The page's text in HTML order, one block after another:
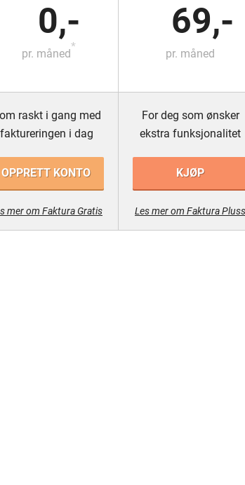
0,-
pr. måned
*
raskt i gang med
faktureringen i dag
OPPRETT KONTO
mer om Faktura Gratis
69,-
pr. måned
For deg som ønsker
ekstra funksjonalitet
KJØP
Les mer om Faktura Pluss